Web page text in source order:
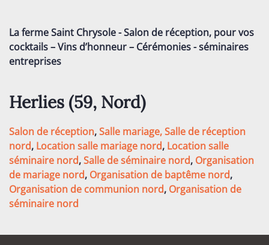
La ferme Saint Chrysole - Salon de réception, pour vos
cocktails – Vins d’honneur – Cérémonies - séminaires
entreprises
Herlies (59, Nord)
Salon de réception,Salle mariage,Salle de réception
nord, Location salle mariage nord, Location salle
séminaire nord,Salle de séminaire nord, Organisation
de mariage nord, Organisation de baptême nord,
Organisation de communion nord, Organisation de
séminaire nord